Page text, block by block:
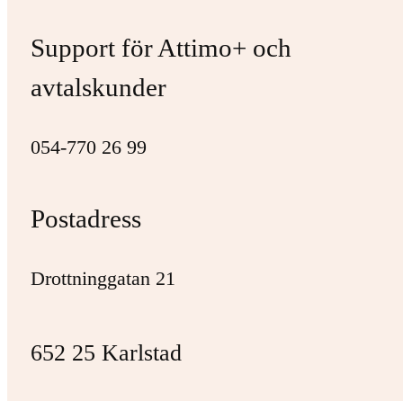
Support för Attimo+ och
avtalskunder
054-770 26 99
Postadress
Drottninggatan 21
652 25 Karlstad